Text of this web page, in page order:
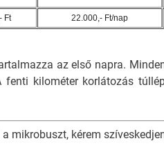
Ft 22.000,- Ft/nap
az első napra.
kilométer korlátozás
mikrobuszt, kérem